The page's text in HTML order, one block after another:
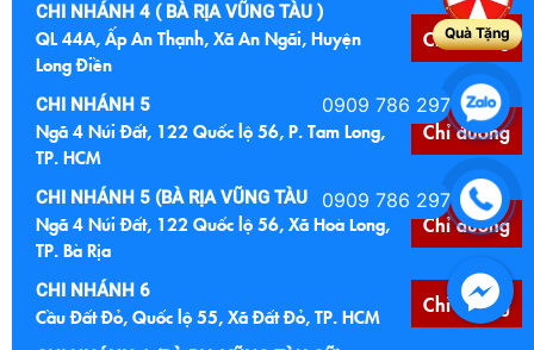
CHI NHÁNH 4 ( BÀ RỊA VŨNG TÀU )
QL 44A, Ấp An Thạnh, Xã An Ngãi, Huyện
Long Điền
Chỉ đường
CHI NHÁNH 5
Ngã 4 Núi Đất, 122 Quốc lộ 56, P. Tam Long,
TP. HCM
Chỉ đường
CHI NHÁNH 5 (BÀ RỊA VŨNG TÀU CŨ )
Ngã 4 Núi Đất, 122 Quốc lộ 56, Xã Hoà Long,
TP. Bà Rịa
Chỉ đường
CHI NHÁNH 6
Cầu Đất Đỏ, Quốc lộ 55, Xã Đất Đỏ, TP. HCM Chỉ đường
Quà Tặng
0909 786 297
0909 786 297